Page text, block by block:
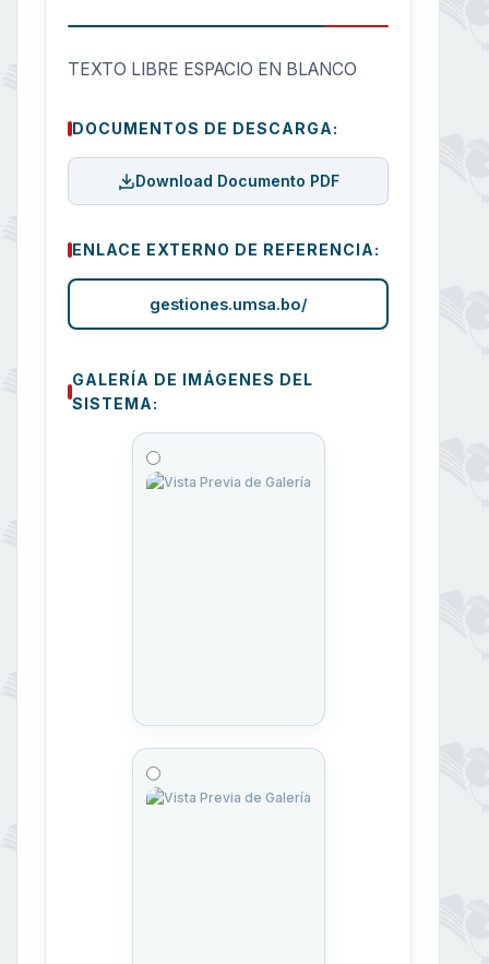
TEXTO LIBRE ESPACIO EN BLANCO
DOCUMENTOS DE DESCARGA:
Download Documento PDF
ENLACE EXTERNO DE REFERENCIA:
gestiones.umsa.bo/
GALERÍA DE IMÁGENES DEL
SISTEMA: